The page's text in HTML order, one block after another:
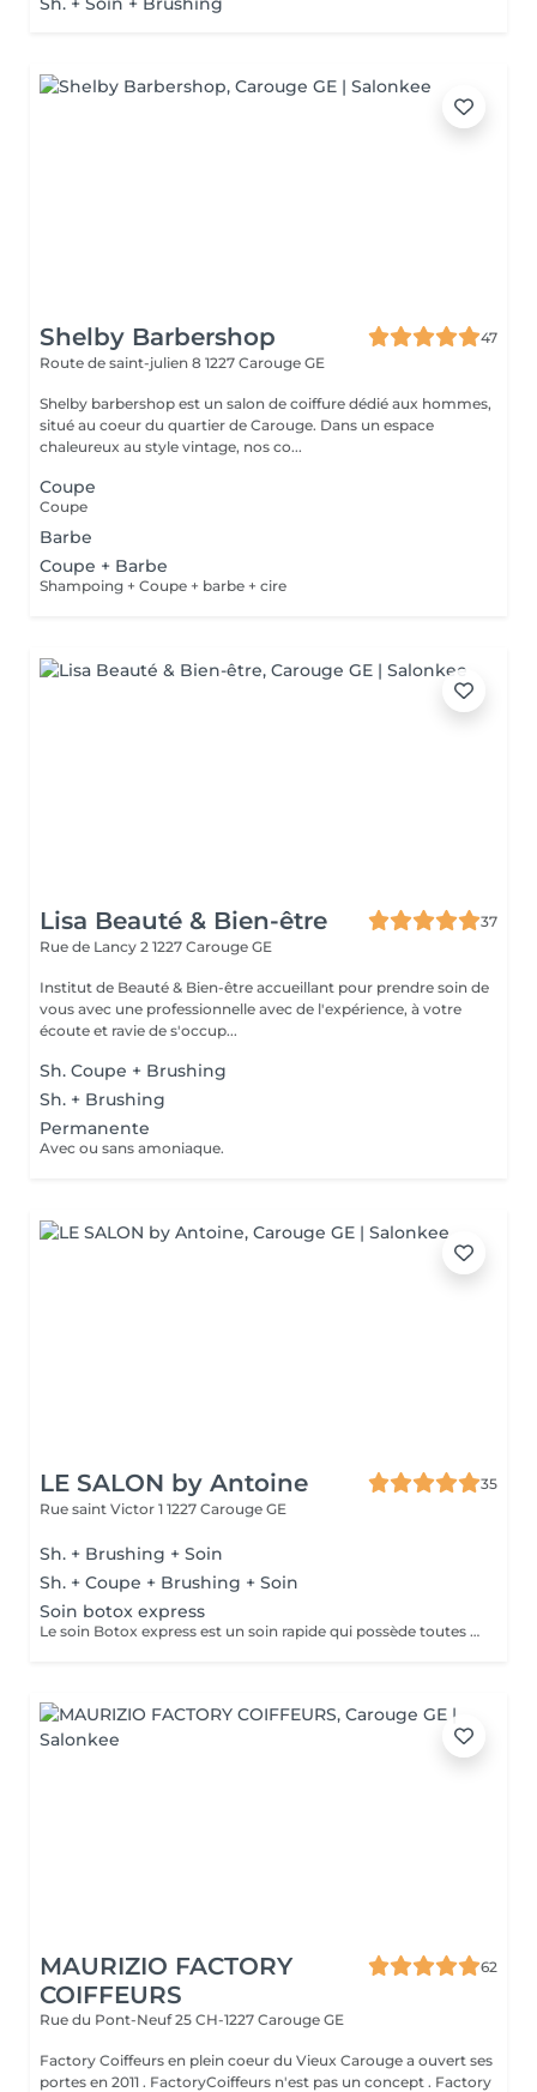
Shelby Barbershop
47
Route de saint-julien 8 1227 Carouge GE
Shelby barbershop est un salon de coiffure dédié aux hommes,
situé au coeur du quartier de Carouge. Dans un espace
chaleureux au style vintage, nos co...
Coupe
Coupe
Barbe
Coupe + Barbe
Shampoing + Coupe + barbe + cire
Lisa Beauté & Bien-être
37
Rue de Lancy 2 1227 Carouge GE
Institut de Beauté & Bien-être accueillant pour prendre soin de
vous avec une professionnelle avec de l'expérience, à votre
écoute et ravie de s'occup...
Sh. Coupe + Brushing
Sh. + Brushing
Permanente
Avec ou sans amoniaque.
LE SALON by Antoine
35
Rue saint Victor 1 1227 Carouge GE
Sh. + Brushing + Soin
Sh. + Coupe + Brushing + Soin
Soin botox express
Le soin Botox express est un soin rapide qui possède toutes les vertus du Botox profond. Les résultats de ce soin sont garantis 2 à 3 semaines.
MAURIZIO FACTORY
COIFFEURS
62
Rue du Pont-Neuf 25 CH-1227 Carouge GE
Factory Coiffeurs en plein coeur du Vieux Carouge a ouvert ses
portes en 2011 . FactoryCoiffeurs n'est pas un concept . Factory